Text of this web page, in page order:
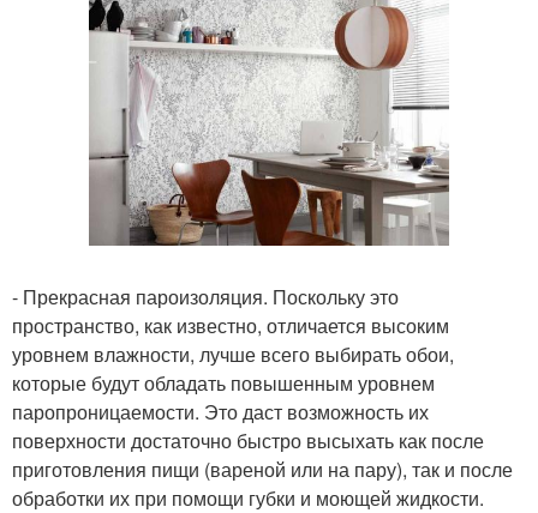
- Прекрасная пароизоляция. Поскольку это
пространство, как известно, отличается высоким
уровнем влажности, лучше всего выбирать обои,
которые будут обладать повышенным уровнем
паропроницаемости. Это даст возможность их
поверхности достаточно быстро высыхать как после
приготовления пищи (вареной или на пару), так и после
обработки их при помощи губки и моющей жидкости.